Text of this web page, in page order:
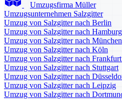
Umzugsfirma Müller
Umzugsunternehmen Salzgitter
Umzug von Salzgitter nach Berlin
Umzug von Salzgitter nach Hamburg
Umzug von Salzgitter nach München
Umzug von Salzgitter nach Köln
Umzug von Salzgitter nach
Umzug von Salzgitter nach Stuttgart
Umzug von Salzgitter nach
Umzug von Salzgitter nach Leipzig
Umzug von Salzgitter nach